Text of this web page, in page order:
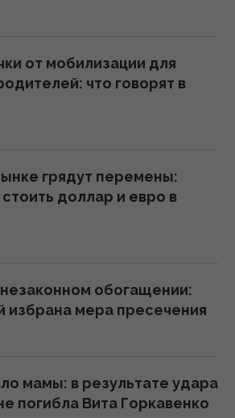
"уклонистами"
2026
прогнозируют
активов
2026
появится собственная
2026
куда РФ нанесет
2026
от мобилизации для
что говорят в
грядут перемены:
доллар и евро в
обогащении:
мера пресечения
мамы: в результате удара
погибла Вита Горкавенко